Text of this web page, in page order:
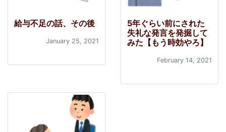
給与不足の話、その後
January 25, 2021
5年ぐらい前にされた
失礼な発言を発掘して
みた【もう時効やろ】
February 14, 2021